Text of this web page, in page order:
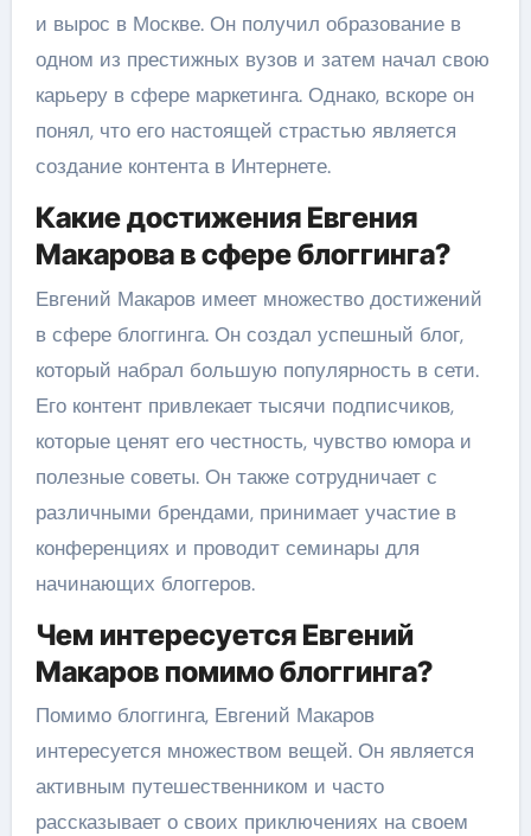
и вырос в Москве. Он получил образование в
одном из престижных вузов и затем начал свою
карьеру в сфере маркетинга. Однако, вскоре он
понял, что его настоящей страстью является
создание контента в Интернете.
Какие достижения Евгения
Макарова в сфере блоггинга?
Евгений Макаров имеет множество достижений
в сфере блоггинга. Он создал успешный блог,
который набрал большую популярность в сети.
Его контент привлекает тысячи подписчиков,
которые ценят его честность, чувство юмора и
полезные советы. Он также сотрудничает с
различными брендами, принимает участие в
конференциях и проводит семинары для
начинающих блоггеров.
Чем интересуется Евгений
Макаров помимо блоггинга?
Помимо блоггинга, Евгений Макаров
интересуется множеством вещей. Он является
активным путешественником и часто
рассказывает о своих приключениях на своем